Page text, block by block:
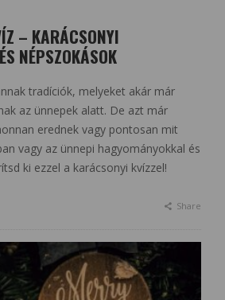
– KARÁCSONYI
NÉPSZOKÁSOK
tradíciók, melyeket akár már
az ünnepek alatt. De azt már
erednek vagy pontosan mit
vagy az ünnepi hagyományokkal és
ki ezzel a karácsonyi kvízzel!
Share